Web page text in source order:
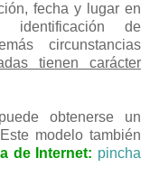
fecha y lugar en
de
circunstancias
tienen carácter
obtenerse un
modelo también
de Internet: pincha